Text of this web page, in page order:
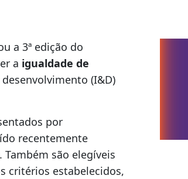
a 3ª edição do
a igualdade de
(I&D)
por
recentemente
são elegíveis
critérios estabelecidos,